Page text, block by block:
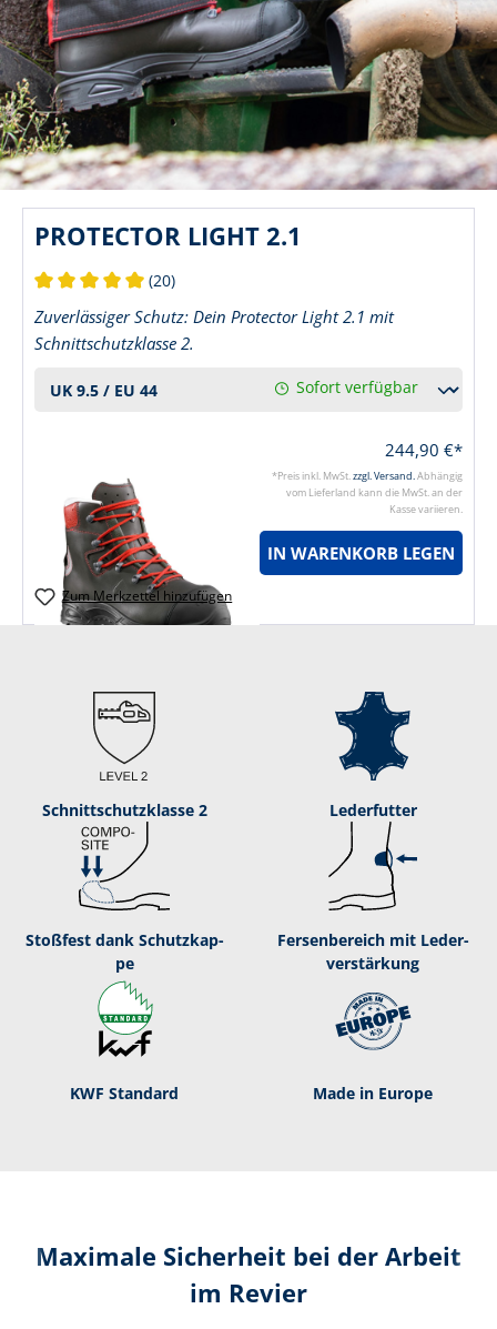
PROTECTOR LIGHT 2.1
(20)
Zuverlässiger Schutz: Dein Protector Light 2.1 mit
Schnittschutzklasse 2.
Sofort verfügbar
244,90 €*
*Preis inkl. MwSt.zzgl. Versand.Abhängig
vom Lieferland kann die MwSt. an der
Kasse variieren.
IN WARENKORB LEGEN
Zum Merkzettel hinzufügen
Schnitt­schutz­klas­se 2 Lederfutter
Stoßfest dank Schutz­kap­
pe
Fer­sen­be­reich mit Leder­
verstärkung
KWF Standard Made in Europe
Maximale Sicherheit bei der Arbeit
im Revier